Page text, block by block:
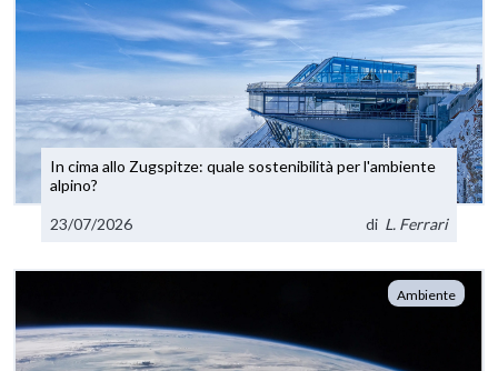
In cima allo Zugspitze: quale sostenibilità per l'ambiente
alpino?
23/07/2026 di L. Ferrari
Ambiente